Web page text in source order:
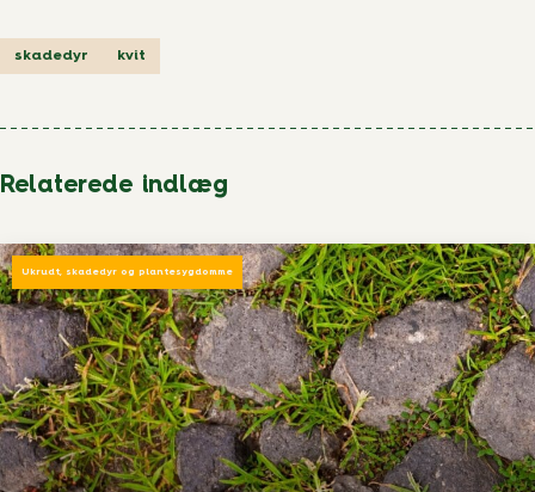
skadedyr kvit
Relaterede indlæg
Ukrudt, skadedyr og plantesygdomme